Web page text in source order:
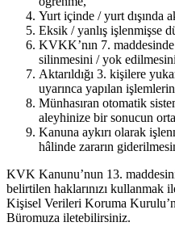
Yurt içinde / yurt dışında
Eksik / yanlış işlenmişse
KVKK’nın 7.
silinmesini / yok
Aktarıldığı 3. kişilere
uyarınca yapılan
Münhasıran otomatik
aleyhinize bir sonucun
Kanuna aykırı olarak
hâlinde zararın
KVK Kanunu’nun 13.
belirtilen haklarınızı kullanmak
Kişisel Verileri Koruma
Büromuza iletebilirsiniz.